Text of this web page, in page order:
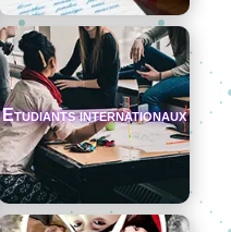
Etudiants internationaux